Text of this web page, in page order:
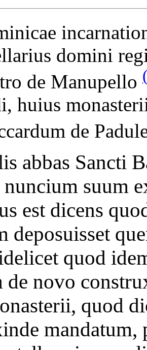
domini
de Manupello
huius
de
abbas Sancti
suum
est dicens
deposuisset
quod
de novo
quod